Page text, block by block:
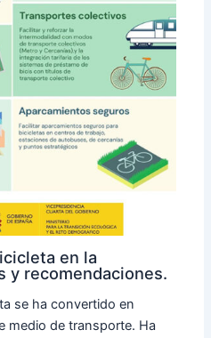
en la
y recomendaciones.
se ha convertido en
medio de transporte. Ha